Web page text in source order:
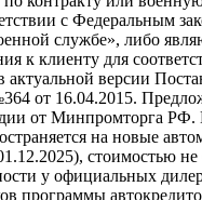
с Федеральным
службе», либо
к клиенту для
актуальной версии
от 16.04.2015.
от Минпромторга РФ.
на новые
стоимостью не
у официальных
программы